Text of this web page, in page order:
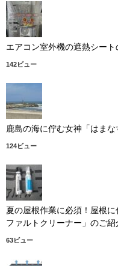
エアコン室外機の遮熱シー
142ビュー
鹿島の海に佇む女神「はま
124ビュー
夏の屋根作業に必須！屋根
ファルトクリーナー」のご紹
63ビュー